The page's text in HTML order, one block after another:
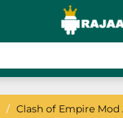
/ Clash of Empire Mod